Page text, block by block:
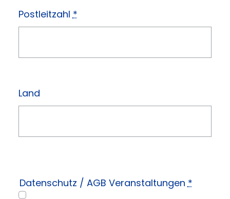
Postleitzahl*
Land
Datenschutz / AGB Veranstaltungen *